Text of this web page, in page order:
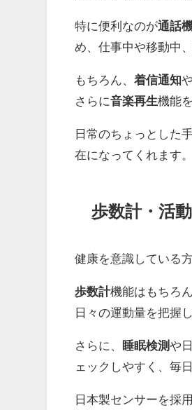
特に便利なのが通話
め、仕事中や移動中
もちろん、着信通知
さらに音楽再生機能
日常のちょっとした
在になってくれます。
歩数計・活
健康を意識している
歩数計機能はもちろ
日々の運動量を把握
さらに、 睡眠検測や
ェックしやすく、毎
日本製センサーを採